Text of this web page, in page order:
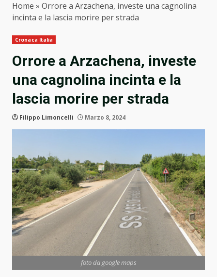
Home » Orrore a Arzachena, investe una cagnolina
incinta e la lascia morire per strada
Cronaca Italia
Orrore a Arzachena, investe
una cagnolina incinta e la
lascia morire per strada
Filippo Limoncelli Marzo 8, 2024
foto da google maps